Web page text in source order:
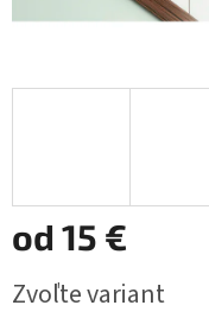
od 15 €
cena:
Zvoľte variant